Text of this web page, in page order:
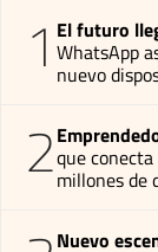
1 El futuro
WhatsApp
nuevo
2que
millones de
Nuevo